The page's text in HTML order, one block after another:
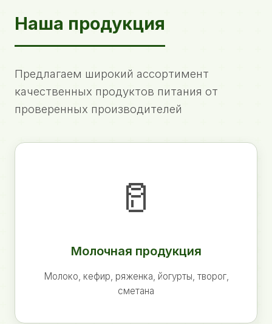
Наша продукция
Предлагаем широкий ассортимент
качественных продуктов питания от
проверенных производителей
🥛
Молочная продукция
Молоко, кефир, ряженка, йогурты, творог,
сметана